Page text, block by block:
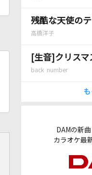
残酷な天使の
高橋洋子
[生音]クリスマ
back number
も
DAMの新
カラオケ最